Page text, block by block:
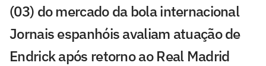
(03) do mercado da bola internacional
Jornais espanhóis avaliam atuação de
Endrick após retorno ao Real Madrid